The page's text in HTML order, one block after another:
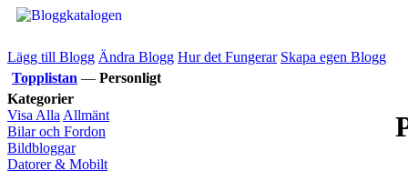
Lägg till Blogg Ändra Blogg Hur det Fungerar Skapa egen Blogg
Topplistan — Personligt
Kategorier
Visa Alla Allmänt
Bilar och Fordon
Bildbloggar
Datorer & Mobilt